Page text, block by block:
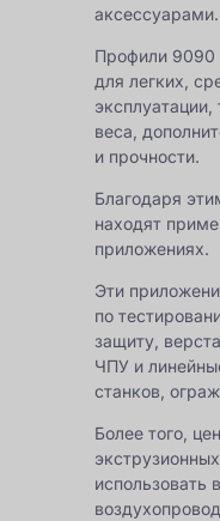
аксессуарами.
Профили 9090
для легких,
веса,
и прочности.
Благодаря
находят
приложениях.
Эти
по
защиту,
ЧПУ и
станков,
Более того,
использовать